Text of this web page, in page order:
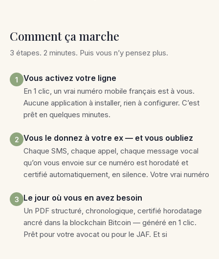
Comment ça marche
3 étapes. 2 minutes. Puis vous n’y pensez plus.
1 Vous activez votre ligne
En 1 clic, un vrai numéro mobile français est à vous.
Aucune application à installer, rien à configurer. C’est
prêt en quelques minutes.
2 Vous le donnez à votre ex — et vous oubliez
Chaque SMS, chaque appel, chaque message vocal
qu’on vous envoie sur ce numéro est horodaté et
certifié automatiquement, en silence. Votre vrai numéro
3 Le jour où vous en avez besoin
Un PDF structuré, chronologique, certifié horodatage
ancré dans la blockchain Bitcoin — généré en 1 clic.
Prêt pour votre avocat ou pour le JAF. Et si